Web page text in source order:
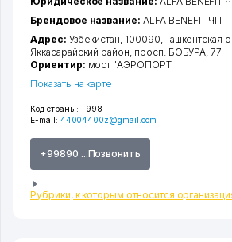
Код страны: +998
E-mail: 44004400z@gmail.com
+99890 ...Позвонить
Рубрики, к которым относится
Брендовое название: ALFA BENEFIT ЧП
Адрес: Узбекистан, 100090, Ташкентская
Яккасарайский район просп. БОБУРА , 77
Ориентир: мост "АЭРОПОРТ
Показать на карте